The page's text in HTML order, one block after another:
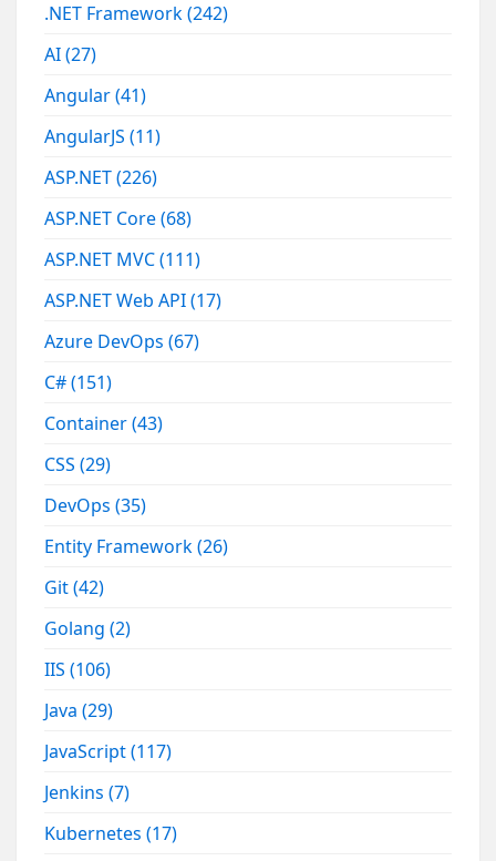
.NET Framework(242)
AI(27)
Angular(41)
AngularJS(11)
ASP.NET(226)
ASP.NET Core(68)
ASP.NET MVC(111)
ASP.NET Web API(17)
Azure DevOps(67)
C#(151)
Container(43)
CSS(29)
DevOps(35)
Entity Framework(26)
Git(42)
Golang(2)
IIS(106)
Java(29)
JavaScript(117)
Jenkins(7)
Kubernetes(17)